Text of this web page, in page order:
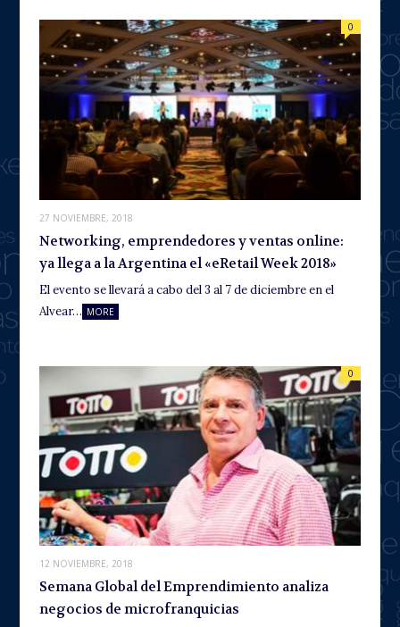
27 NOVIEMBRE, 2018
0
Networking, emprendedores y ventas online:
ya llega a la Argentina el «eRetail Week 2018»
El evento se llevará a cabo del 3 al 7 de diciembre en el
Alvear… MORE
12 NOVIEMBRE, 2018
0
Semana Global del Emprendimiento analiza
negocios de microfranquicias